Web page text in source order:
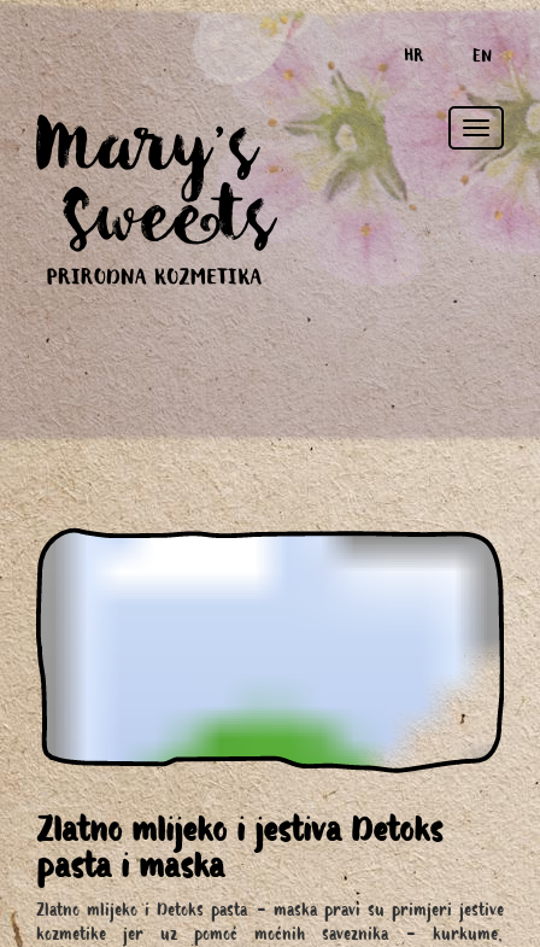
HR EN
Toggle
Zlatno mlijeko i jestiva Detoks
pasta i maska
Zlatno mlijeko i Detoks pasta - maska pravi su primjeri jestive
kozmetike jer uz pomoć moćnih saveznika - kurkume,